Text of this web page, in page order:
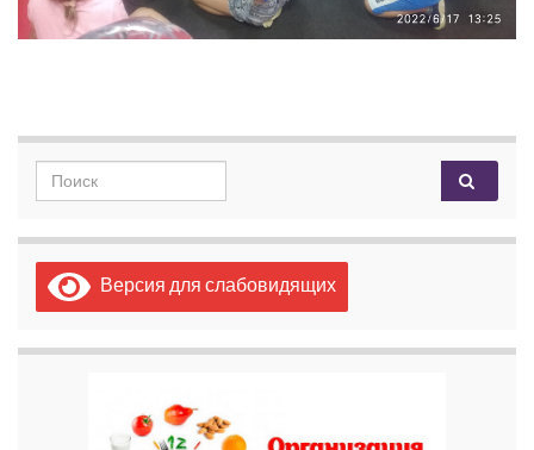
Search for:
Версия для слабовидящих